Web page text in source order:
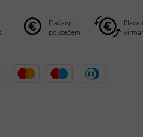
Plaćanje
pouzećem